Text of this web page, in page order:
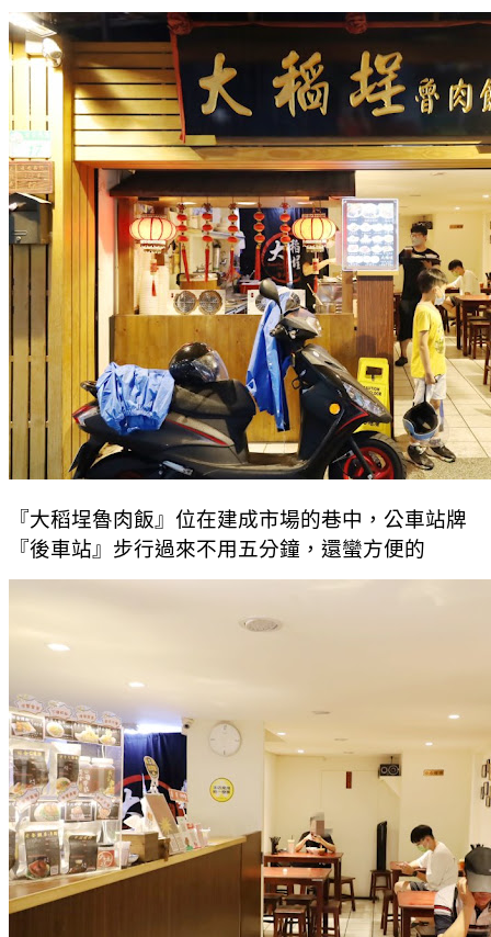
『大稻埕魯肉飯』位在建成市場的巷中，公車站牌
『後車站』步行過來不用五分鐘，還蠻方便的